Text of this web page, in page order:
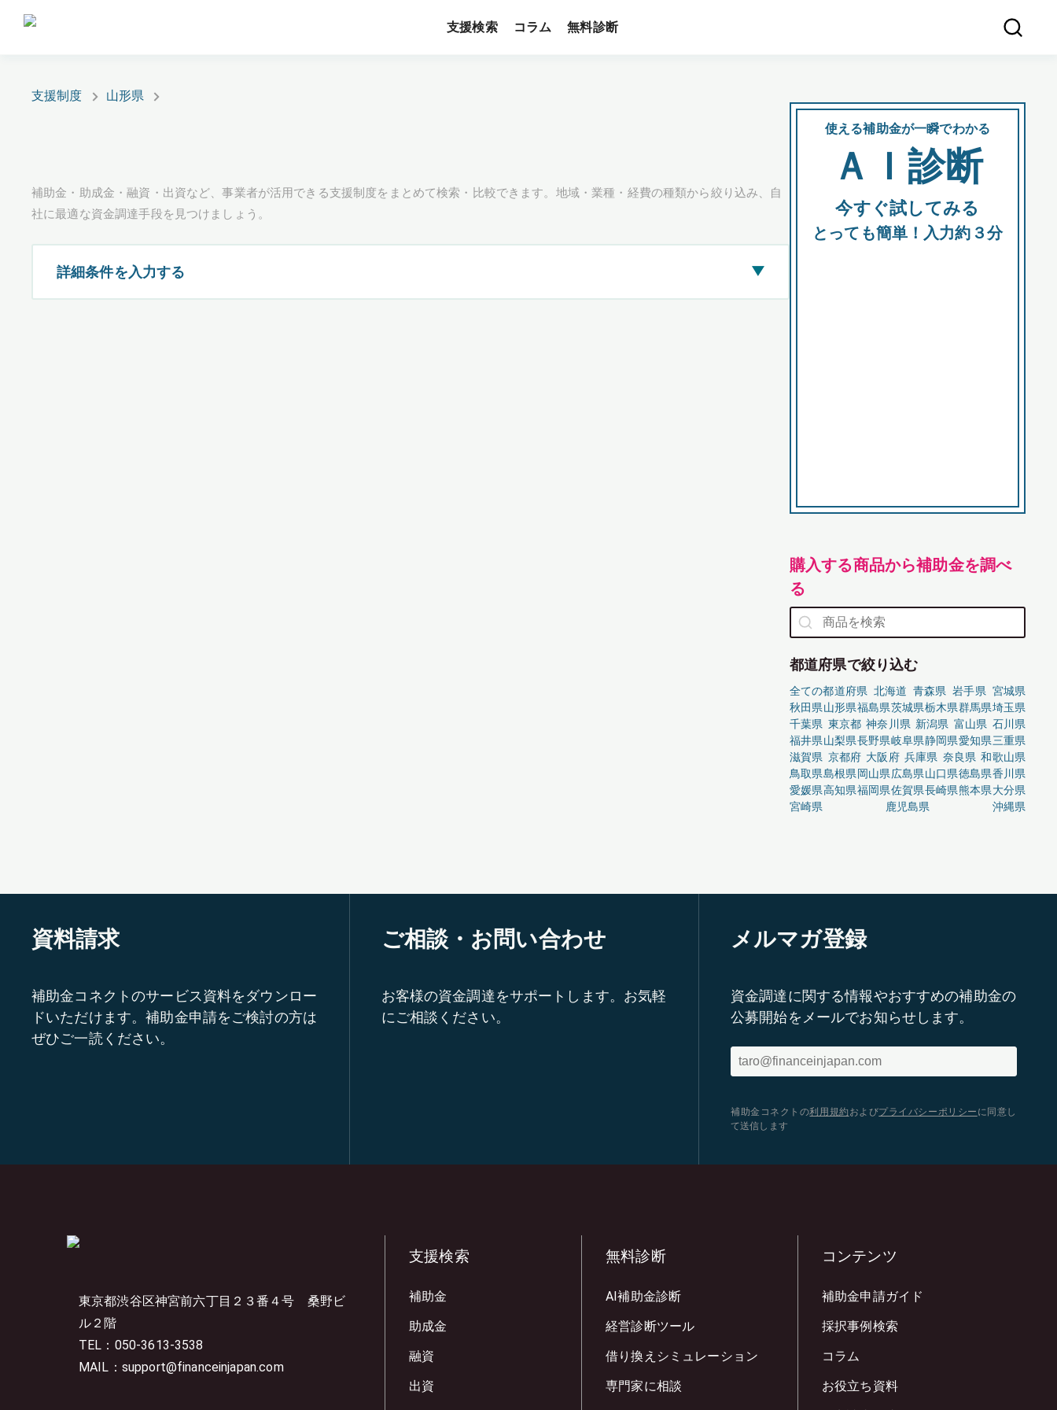
支援検索 コラム 無料診断
支援制度 山形県
補助金・助成金・融資・出資など、事業者が活用できる支援制度をまとめて検索・比較できます。地域・業種・経費の種類から絞り込み、自
社に最適な資金調達手段を見つけましょう。
詳細条件を入力する ▶
使える補助金が一瞬でわかる
ＡＩ診断
今すぐ試してみる
とっても簡単！入力約３分
購入する商品から補助金を調べ
る
都道府県で絞り込む
全ての都道府県 北海道 青森県 岩手県 宮城県
秋田県山形県福島県茨城県栃木県群馬県埼玉県
千葉県 東京都 神奈川県 新潟県 富山県 石川県
福井県山梨県長野県岐阜県静岡県愛知県三重県
滋賀県 京都府 大阪府 兵庫県 奈良県 和歌山県
鳥取県島根県岡山県広島県山口県徳島県香川県
愛媛県高知県福岡県佐賀県長崎県熊本県大分県
宮崎県
鹿児島県 沖縄県
資料請求
補助金コネクトのサービス資料をダウンロー
ドいただけます。補助金申請をご検討の方は
ぜひご一読ください。
ご相談・お問い合わせ
お客様の資金調達をサポートします。お気軽
にご相談ください。
メルマガ登録
資金調達に関する情報やおすすめの補助金の
公募開始をメールでお知らせします。
補助金コネクトの利用規約 およびプライバシーポリシー に同意し
て送信します
東京都渋谷区神宮前六丁目２３番４号 桑野ビ
ル２階
TEL：050-3613-3538
MAIL：support@financeinjapan.com
支援検索
補助金
助成金
融資
出資
無料診断
AI補助金診断
経営診断ツール
借り換えシミュレーション
専門家に相談
コンテンツ
補助金申請ガイド
採択事例検索
コラム
お役立ち資料